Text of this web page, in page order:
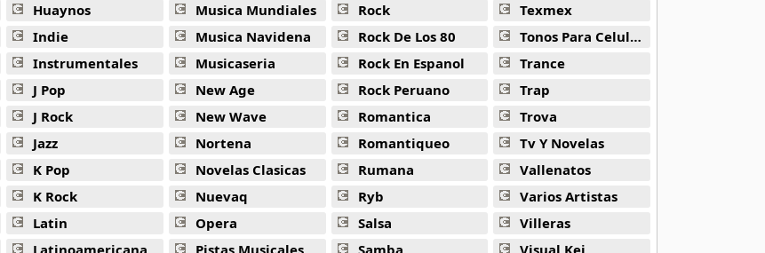
Huaynos
Indie
Instrumentales
J Pop
J Rock
Jazz
K Pop
K Rock
Latin
Latinoamericana
Musica Mundiales
Musica Navidena
Musicaseria
New Age
New Wave
Nortena
Novelas Clasicas
Nuevaq
Opera
Pistas Musicales
Rock
Rock De Los 80
Rock En Espanol
Rock Peruano
Romantica
Romantiqueo
Rumana
Ryb
Salsa
Samba
Texmex
Tonos Para Celulares
Trance
Trap
Trova
Tv Y Novelas
Vallenatos
Varios Artistas
Villeras
Visual Kei